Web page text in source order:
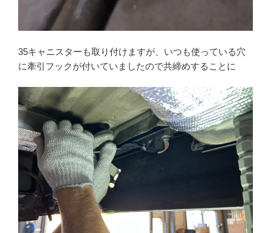
35キャニスターも取り付けますが、いつも使っている穴
に牽引フックが付いていましたので共締めすることに